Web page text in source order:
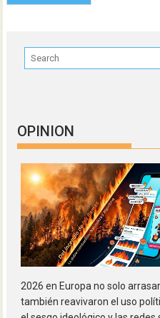
OPINION
2026 en Europa no solo
también reavivaron el uso